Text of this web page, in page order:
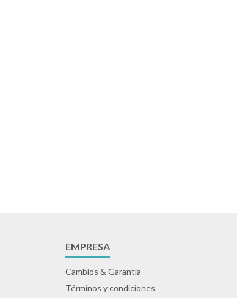
EMPRESA
Cambios & Garantía
Términos y condiciones